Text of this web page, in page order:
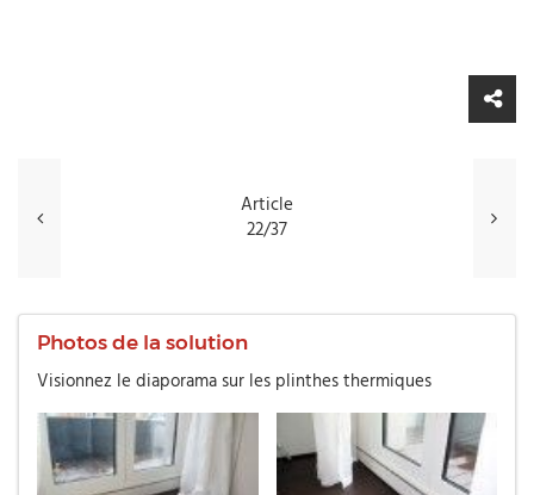
Article
22/37
Photos de la solution
Visionnez le diaporama sur les plinthes thermiques